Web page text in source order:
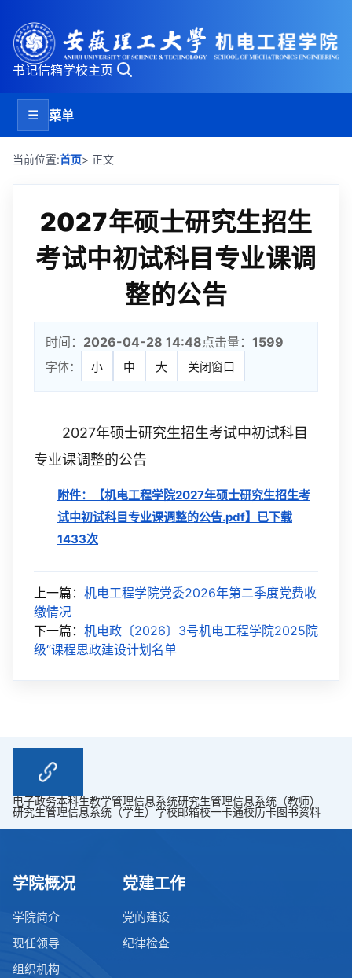
书记信箱学校主页
☰ 菜单
当前位置:首页> 正文
2027年硕士研究生招生
考试中初试科目专业课调
整的公告
时间： 2026-04-28 14:48点击量： 1599
字体： 小 中 大 关闭窗口
2027年硕士研究生招生考试中初试科目
专业课调整的公告
附件：【机电工程学院2027年硕士研究生招生考
试中初试科目专业课调整的公告.pdf】已下载
1433次
上一篇： 机电工程学院党委2026年第二季度党费收
缴情况
下一篇： 机电政〔2026〕3号机电工程学院2025院
级“课程思政建设计划名单
电子政务本科生教学管理信息系统研究生管理信息系统（教师）
研究生管理信息系统（学生） 学校邮箱校一卡通校历卡图书资料
学院概况
学院简介
现任领导
组织机构
党建工作
党的建设
纪律检查